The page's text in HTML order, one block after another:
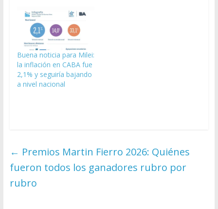
Buena noticia para Milei:
la inflación en CABA fue
2,1% y seguiría bajando
a nivel nacional
← Premios Martin Fierro 2026: Quiénes
fueron todos los ganadores rubro por
rubro